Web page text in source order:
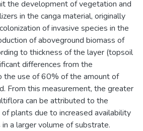
the development of vegetation and
in the canga material, originally
of invasive species in the
of aboveground biomass of
to thickness of the layer (topsoil
differences from the
the use of 60% of the amount of
From this measurement, the greater
can be attributed to the
plants due to increased availability
a larger volume of substrate.